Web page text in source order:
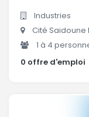
Industries
Cité Saidoune
1 à 4
0 offre d'emploi